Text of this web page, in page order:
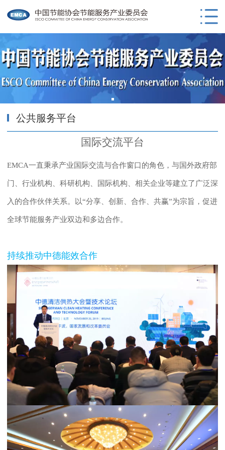
公共服务平台
国际交流平台
EMCA一直秉承产业国际交流与合作窗口的角色，与国外政府部
门、行业机构、科研机构、国际机构、相关企业等建立了广泛深
入的合作伙伴关系。以“分享、创新、合作、共赢”为宗旨，促进
全球节能服务产业双边和多边合作。
持续推动中德能效合作